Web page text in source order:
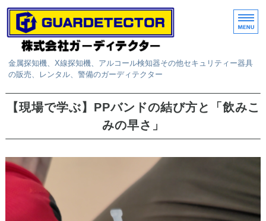
金属探知機、X線探知機、アルコール検知器その他セキュリティー器具
の販売、レンタル、警備のガーディテクター
ホーム
サービス
お問い合わせ
【現場で学ぶ】PPバンドの結び方と「飲みこ
みの早さ」